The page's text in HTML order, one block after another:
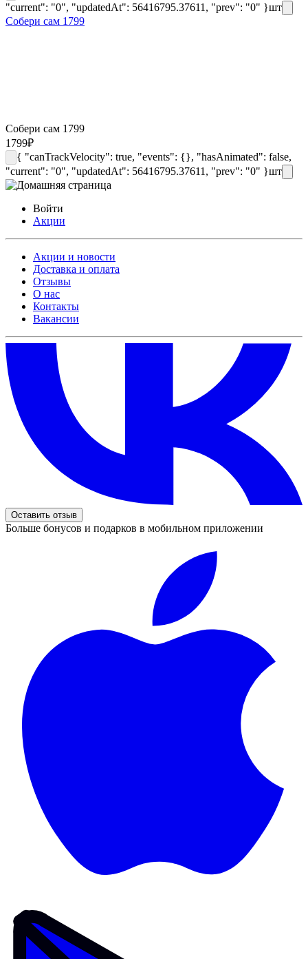
"current": "0", "updatedAt": 56416795.37611, "prev": "0" }шт
Собери сам 1799
Собери сам 1799
1799₽
{ "canTrackVelocity": true, "events": {}, "hasAnimated": false,
"current": "0", "updatedAt": 56416795.37611, "prev": "0" }шт
Войти
Акции
Акции и новости
Доставка и оплата
Отзывы
О нас
Контакты
Вакансии
Оставить отзыв
Больше бонусов и подарков в мобильном приложении